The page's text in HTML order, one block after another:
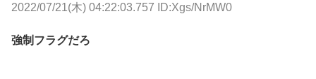
2022/07/21(木) 04:22:03.757 ID:Xgs/NrMW0
強制フラグだろ